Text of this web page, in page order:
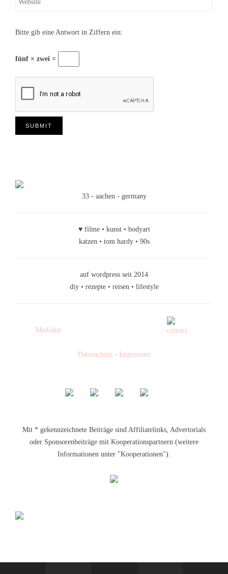
Bitte gib eine Antwort in Ziffern ein:
fünf × zwei =
33 - aachen - germany
♥ filme • kunst • bodyart
katzen • tom hardy • 90s
auf wordpress seit 2014
diy • rezepte • reisen • lifestyle
Mediakit
Datenschutz· Impressum
Mit * gekennzeichnete Beiträge sind Affiliatelinks, Advertorials
oder Sponsorenbeiträge mit Kooperationspartnern (weitere
Informationen unter "Kooperationen").